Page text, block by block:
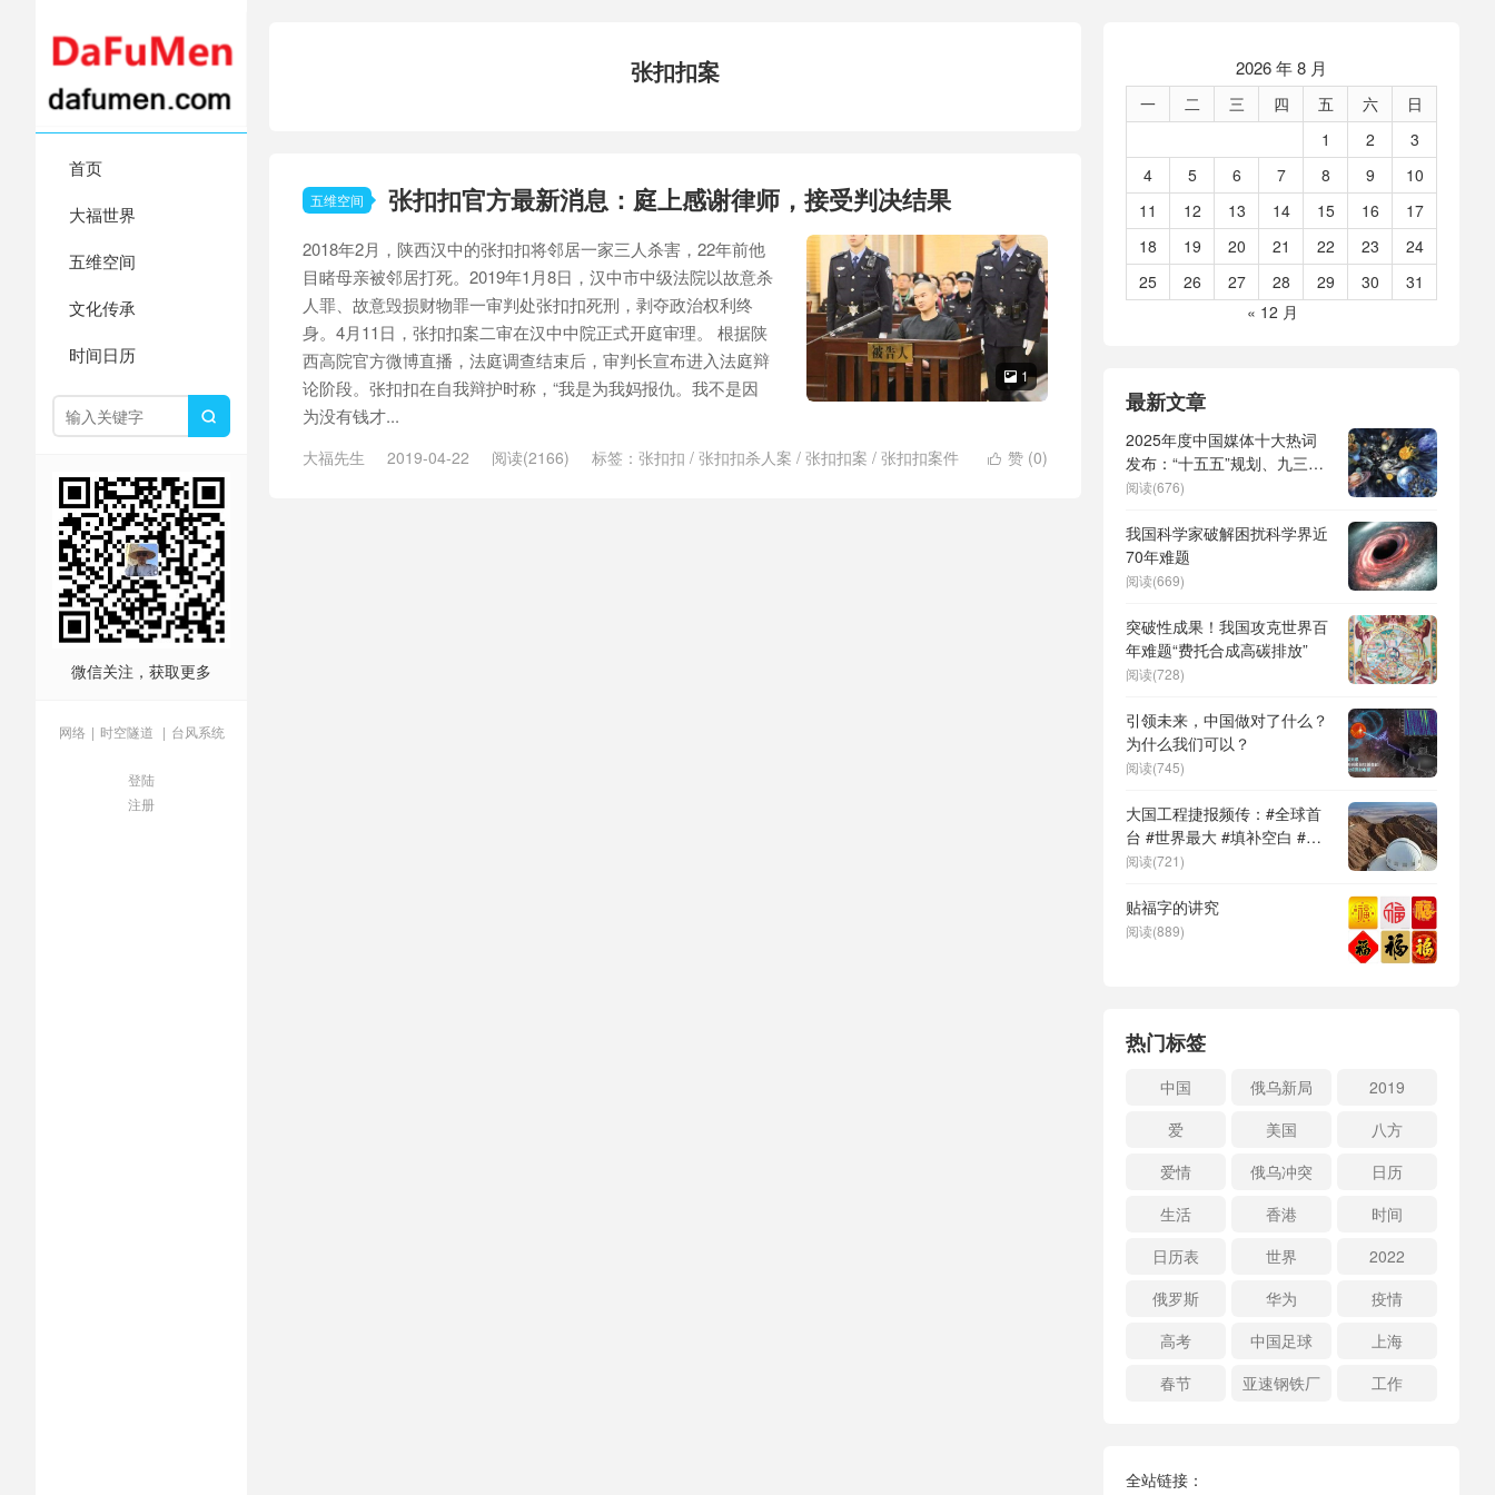
首页
大福世界
五维空间
文化传承
时间日历

微信关注，获取更多
网络 | 时空隧道 | 台风系统
登陆
注册
张扣扣案
五维空间 张扣扣官方最新消息：庭上感谢律师，接受判决结果
 1
2018年2月，陕西汉中的张扣扣将邻居一家三人杀害，22年前他
目睹母亲被邻居打死。2019年1月8日，汉中市中级法院以故意杀
人罪、故意毁损财物罪一审判处张扣扣死刑，剥夺政治权利终
身。4月11日，张扣扣案二审在汉中中院正式开庭审理。 根据陕
西高院官方微博直播，法庭调查结束后，审判长宣布进入法庭辩
论阶段。张扣扣在自我辩护时称，“我是为我妈报仇。我不是因
为没有钱才...
 赞 (0)
大福先生 2019-04-22 阅读(2166) 标签： 张扣扣 / 张扣扣杀人案 / 张扣扣案 / 张扣扣案件
2026 年 8 月
一 二 三 四 五 六
日
1
2
3
4
5 6 7 8 9
10
11
12 13 14 15 16
17
18
19 20 21 22 23
24
25
26 27 28 29 30
31
« 12 月
最新文章
2025年度中国媒体十大热词
发布：“十五五”规划、九三阅
兵、全球治理倡议、
形机器人、苏超、票根经济、
育儿补贴、科学素养、网络生
态治理
阅读(676)
我国科学家破解困扰科学界近
70年难题
阅读(669)
突破性成果！我国攻克世界百
年难题“费托合成高碳排放”
阅读(728)
引领未来，中国做对了什么？
为什么我们可以？
阅读(745)
大国工程捷报频传：#全球首
台 #世界最大 #填补空白 #突
破关键节点
阅读(721)
贴福字的讲究
阅读(889)
热门标签
中国 俄乌新局
2019
爱
美国
八方
爱情
俄乌冲突
日历
生活
香港
时间
日历表
世界
2022
俄罗斯
华为
疫情
高考
中国足球
上海
春节
亚速钢铁厂 工作
全站链接：